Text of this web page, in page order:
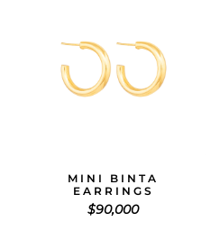
MINI BINTA
EARRINGS
$90,000